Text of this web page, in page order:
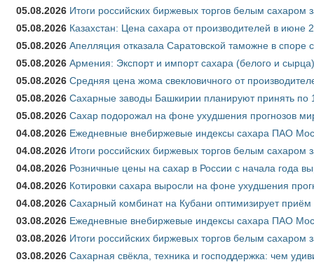
05.08.2026 Итоги российских биржевых торгов белым сахаром
05.08.2026 Казахстан: Цена сахара от производителей в июне
05.08.2026 Апелляция отказала Саратовской таможне в
05.08.2026 Армения: Экспорт и импорт сахара (белого и
05.08.2026 Средняя цена жома свекловичного от
05.08.2026 Сахарные заводы Башкирии планируют принять по
05.08.2026 Сахар подорожал на фоне ухудшения прогнозов
04.08.2026 Ежедневные внебиржевые индексы сахара ПАО
04.08.2026 Итоги российских биржевых торгов белым сахаром
04.08.2026 Розничные цены на сахар в России с начала года
04.08.2026 Котировки сахара выросли на фоне ухудшения
04.08.2026 Сахарный комбинат на Кубани оптимизирует приём
03.08.2026 Ежедневные внебиржевые индексы сахара ПАО
03.08.2026 Итоги российских биржевых торгов белым сахаром
03.08.2026 Сахарная свёкла, техника и господдержка: чем